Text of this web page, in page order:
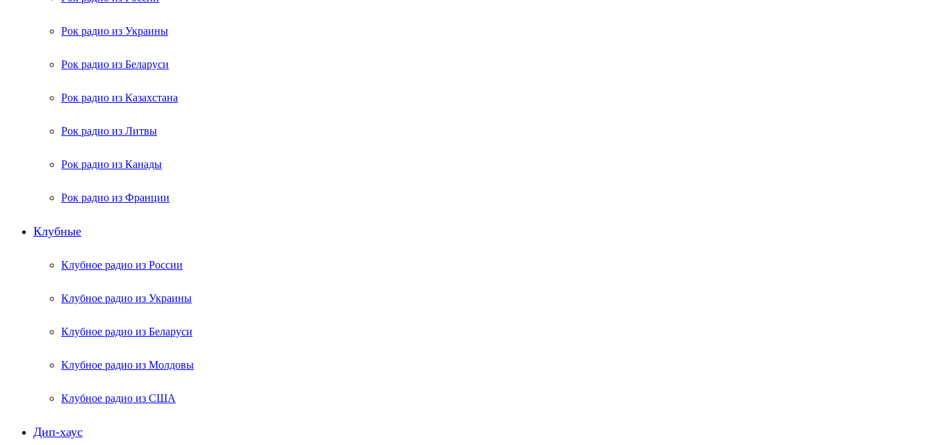
Рок радио из Украины
Рок радио из Беларуси
Рок радио из Казахстана
Рок радио из Литвы
Рок радио из Канады
Рок радио из Франции
Клубные
Клубное радио из России
Клубное радио из Украины
Клубное радио из Беларуси
Клубное радио из Молдовы
Клубное радио из США
Дип-хаус